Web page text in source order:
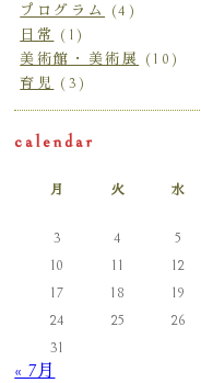
プログラム
(4)
日常 (1)
美術館・美術展
(10)
育児
(3)
calendar
月 火 水
3
4 5
10
11 12
17
18 19
24
25 26
31
« 7月